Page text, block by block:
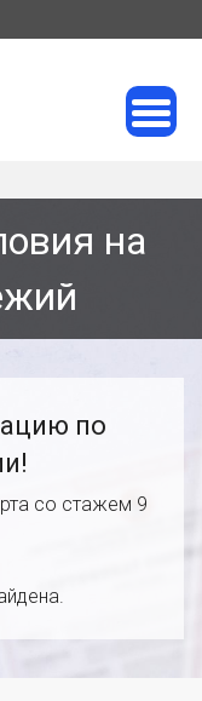
на
по
со стажем 9